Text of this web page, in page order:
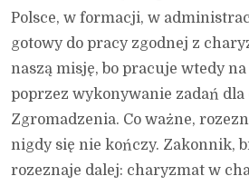
Polsce, w formacji, w
gotowy do pracy zgodnej z
naszą misję, bo pracuje wtedy
poprzez wykonywanie zadań dla
Zgromadzenia. Co ważne,
nigdy się nie kończy. Zakonnik,
rozeznaje dalej: charyzmat w